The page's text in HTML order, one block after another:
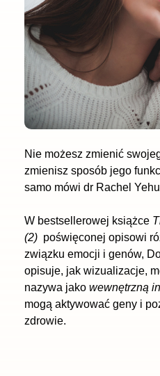
Nie możesz zmienić
zmienisz sposób jego
samo mówi dr Rachel
W bestsellerowej książce
(2) poświęconej opisowi
związku emocji i genów,
opisuje, jak wizualizacje,
nazywa jako wewnętrzną
mogą aktywować geny i
zdrowie.